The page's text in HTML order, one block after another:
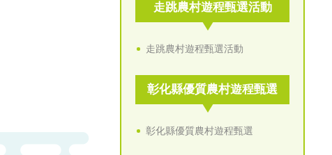
走跳農村遊程甄選活動
走跳農村遊程甄選活動
彰化縣優質農村遊程甄選
彰化縣優質農村遊程甄選